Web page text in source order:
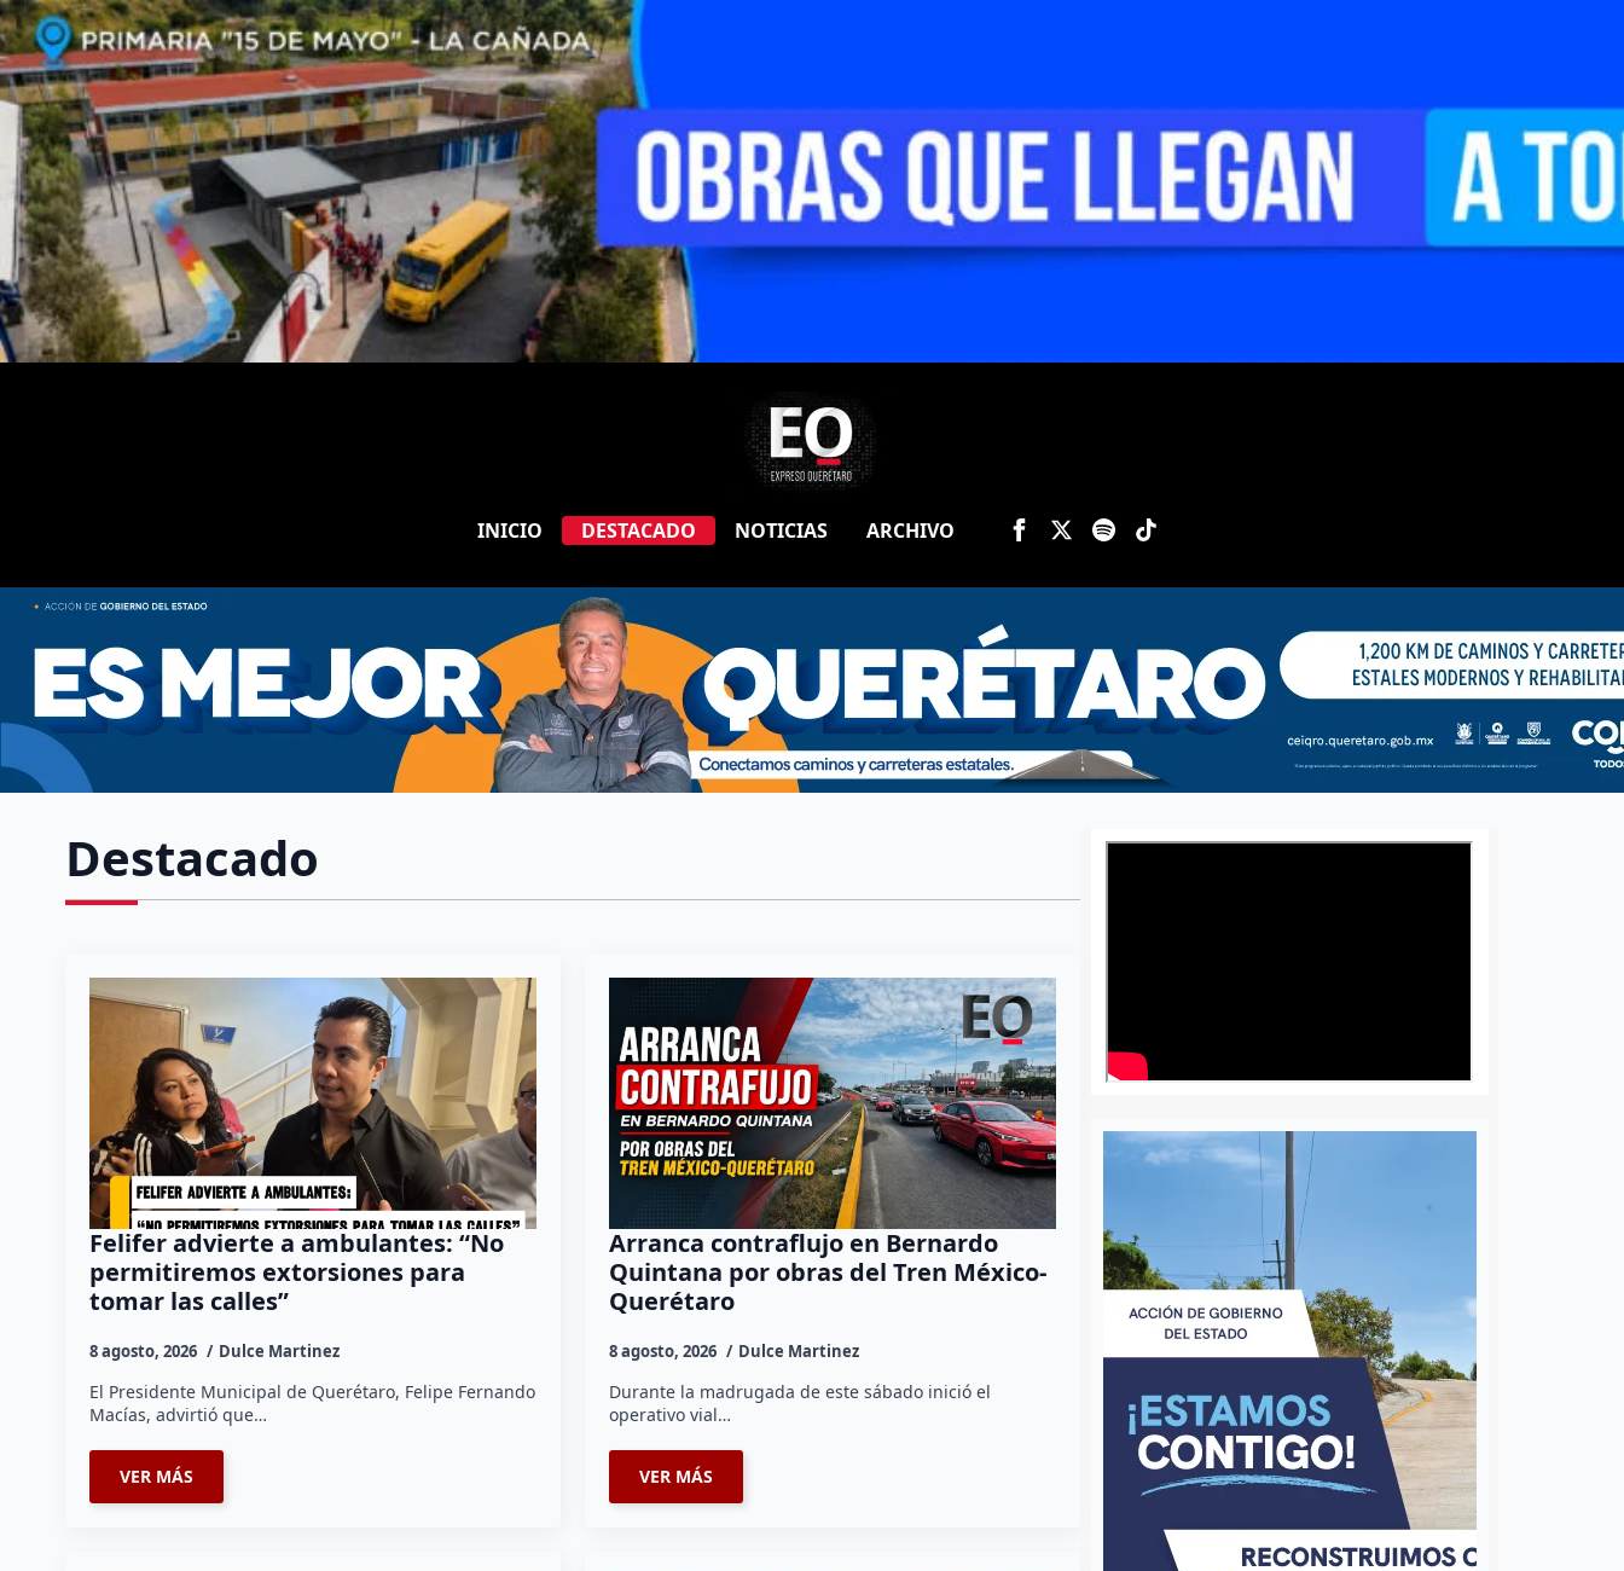
INICIO DESTACADO NOTICIAS ARCHIVO
Destacado
Felifer advierte a ambulantes: “No
permitiremos extorsiones para
tomar las calles”
8 agosto, 2026 Dulce Martinez
El Presidente Municipal de Querétaro, Felipe Fernando
Macías, advirtió que…
VER MÁS
Arranca contraflujo en Bernardo
Quintana por obras del Tren México-
Querétaro
8 agosto, 2026 Dulce Martinez
Durante la madrugada de este sábado inició el
operativo vial…
VER MÁS